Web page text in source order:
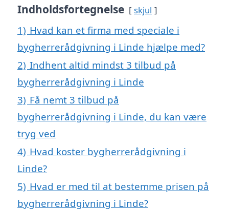
Indholdsfortegnelse skjul
1) Hvad kan et firma med speciale i
bygherrerådgivning i Linde hjælpe med?
2) Indhent altid mindst 3 tilbud på
bygherrerådgivning i Linde
3) Få nemt 3 tilbud på
bygherrerådgivning i Linde, du kan være
tryg ved
4) Hvad koster bygherrerådgivning i
Linde?
5) Hvad er med til at bestemme prisen på
bygherrerådgivning i Linde?